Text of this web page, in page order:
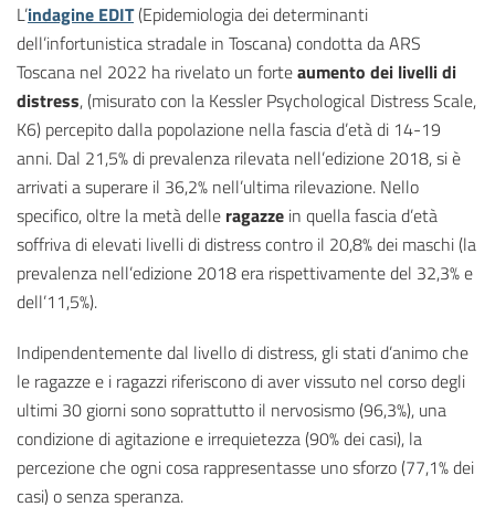
L’indagine EDIT(Epidemiologia dei determinanti
dell’infortunistica stradale in Toscana) condotta da ARS
Toscana nel 2022 ha rivelato un forteaumento dei livelli di
distress, (misurato con la Kessler Psychological Distress Scale,
K6) percepito dalla popolazione nella fascia d’età di 14-19
anni. Dal 21,5% di prevalenza rilevata nell’edizione 2018, si è
arrivati a superare il 36,2% nell’ultima rilevazione. Nello
specifico, oltre la metà delle ragazze in quella fascia d’età
soffriva di elevati livelli di distress contro il 20,8% dei maschi (la
prevalenza nell’edizione 2018 era rispettivamente del 32,3% e
dell’11,5%).
Indipendentemente dal livello di distress, gli stati d’animo che
le ragazze e i ragazzi riferiscono di aver vissuto nel corso degli
ultimi 30 giorni sono soprattutto il nervosismo (96,3%), una
condizione di agitazione e irrequietezza (90% dei casi), la
percezione che ogni cosa rappresentasse uno sforzo (77,1% dei
casi) o senza speranza.